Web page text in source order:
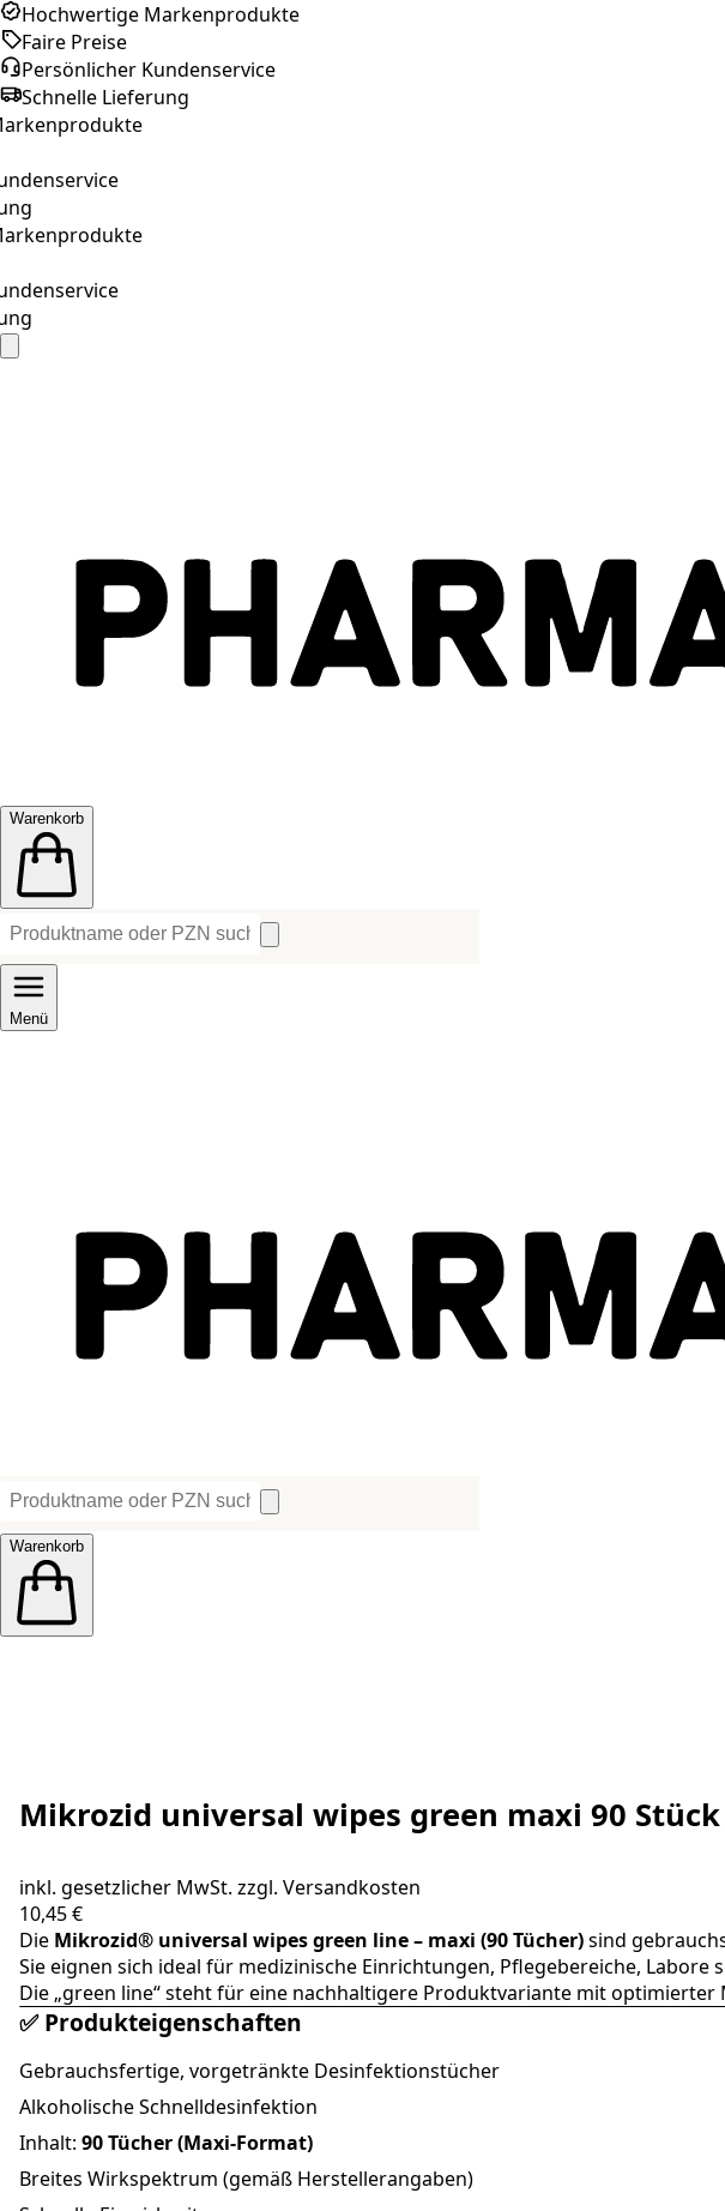
Hochwertige Markenprodukte
Faire Preise
Persönlicher Kundenservice
Schnelle Lieferung
Warenkorb
Menü
Warenkorb
Mikrozid universal wipes green maxi 90 Stück
inkl. gesetzlicher MwSt. zzgl. Versandkosten
10,45 €
Die Mikrozid® universal wipes green line – maxi (90 Tücher)sind
Sie eignen sich ideal für medizinische Einrichtungen, Pflegebereiche,
Die „green line“ steht für eine nachhaltigere Produktvariante mit
✅ Produkteigenschaften
Gebrauchsfertige, vorgetränkte Desinfektionstücher
Alkoholische Schnelldesinfektion
Inhalt: 90 Tücher (Maxi-Format)
Breites Wirkspektrum (gemäß Herstellerangaben)